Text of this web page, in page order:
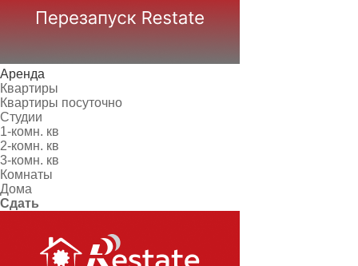
Аренда
Квартиры
Квартиры посуточно
Студии
1-комн. кв
2-комн. кв
3-комн. кв
Комнаты
Дома
Сдать